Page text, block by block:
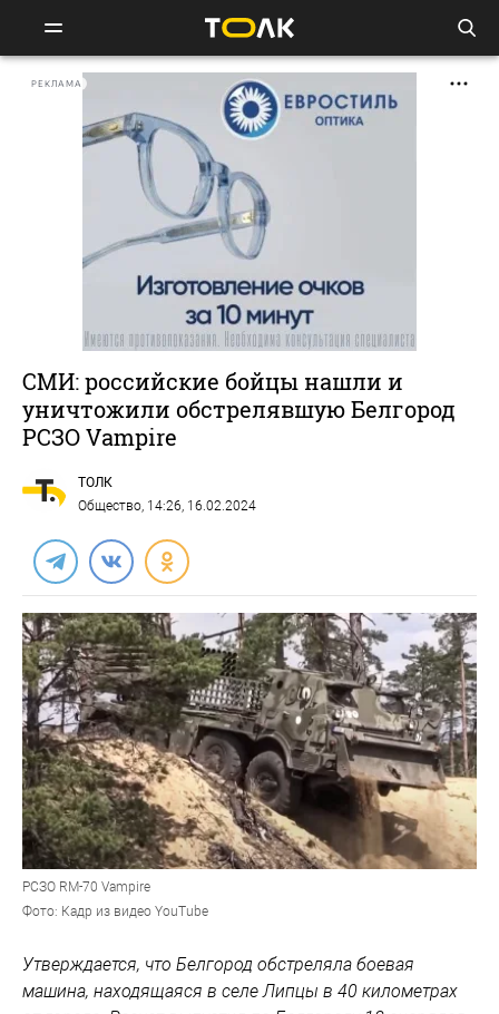
РЕКЛАМА
СМИ: российские бойцы нашли и
уничтожили обстрелявшую Белгород
РСЗО Vampire
ТОЛК
Общество, 14:26, 16.02.2024
РСЗО RM-70 Vampire
Фото: Кадр из видео YouTube
Утверждается, что Белгород обстреляла боевая
машина, находящаяся в селе Липцы в 40 километрах